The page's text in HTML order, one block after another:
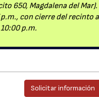
650, Magdalena del
con cierre del recinto
p.m.
Solicitar información